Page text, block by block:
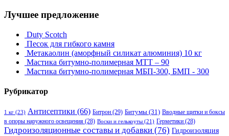
Лучшее предложение
Duty Scotch
Песок для гибкого камня
Метакаолин (аморфный силикат алюминия) 10 кг
Мастика битумно-полимерная МТТ – 90
Мастика битумно-полимерная МБП-300, БМП - 300
Рубрикатор
1 кг (23) Антисептики (66) Битрон (29) Битумы (31) Вводные щитки и боксы
в опоры наружного освещения (28) Воски и гелькоуты (21) Герметики (28)
Гидроизоляционные составы и добавки (76) Гидроизоляция